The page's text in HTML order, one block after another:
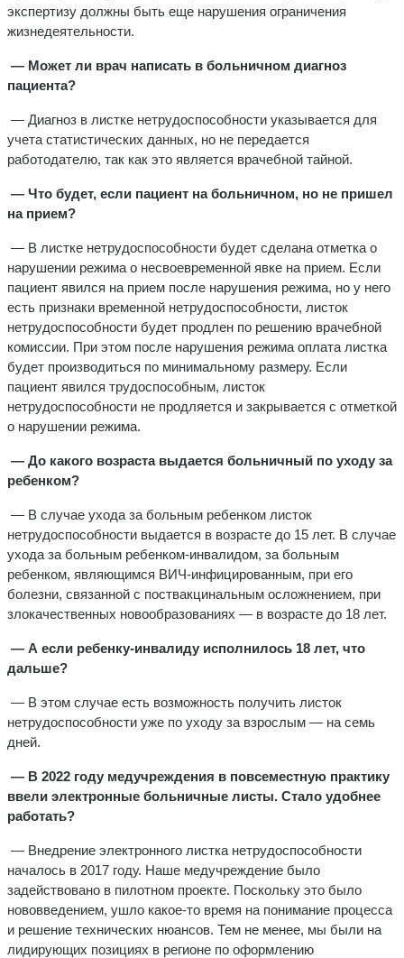
экспертизу должны быть еще нарушения ограничения
жизнедеятельности.
— Может ли врач написать в больничном диагноз
пациента?
— Диагноз в листке нетрудоспособности указывается для
учета статистических данных, но не передается
работодателю, так как это является врачебной тайной.
— Что будет, если пациент на больничном, но не пришел
на прием?
— В листке нетрудоспособности будет сделана отметка о
нарушении режима о несвоевременной явке на прием. Если
пациент явился на прием после нарушения режима, но у него
есть признаки временной нетрудоспособности, листок
нетрудоспособности будет продлен по решению врачебной
комиссии. При этом после нарушения режима оплата листка
будет производиться по минимальному размеру. Если
пациент явился трудоспособным, листок
нетрудоспособности не продляется и закрывается с отметкой
о нарушении режима.
— До какого возраста выдается больничный по уходу за
ребенком?
— В случае ухода за больным ребенком листок
нетрудоспособности выдается в возрасте до 15 лет. В случае
ухода за больным ребенком-инвалидом, за больным
ребенком, являющимся ВИЧ-инфицированным, при его
болезни, связанной с поствакцинальным осложнением, при
злокачественных новообразованиях — в возрасте до 18 лет.
— А если ребенку-инвалиду исполнилось 18 лет, что
дальше?
— В этом случае есть возможность получить листок
нетрудоспособности уже по уходу за взрослым — на семь
дней.
— В 2022 году медучреждения в повсеместную практику
ввели электронные больничные листы. Стало удобнее
работать?
— Внедрение электронного листка нетрудоспособности
началось в 2017 году. Наше медучреждение было
задействовано в пилотном проекте. Поскольку это было
нововведением, ушло какое-то время на понимание процесса
и решение технических нюансов. Тем не менее, мы были на
лидирующих позициях в регионе по оформлению